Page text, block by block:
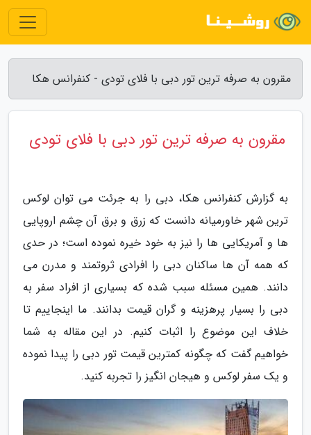
مقرون به صرفه ترین تور دبی با فلای تودی - کنفرانس هکا
مقرون به صرفه ترین تور دبی با فلای تودی
به گزارش کنفرانس هکا، دبی را به جرئت می توان لوکس
ترین شهر خاورمیانه دانست که زرق و برق آن چشم اروپایی
ها و آمریکایی ها را نیز به خود خیره نموده است؛ در حدی
که همه آن ها ساکنان دبی را افرادی ثروتمند و مدرن می
دانند. همین مسئله سبب شده که بسیاری از افراد سفر به
دبی را بسیار پرهزینه و گران قیمت بدانند. ما اینجاییم تا
خلاف این موضوع را اثبات کنیم. در این مقاله به شما
خواهیم گفت که چگونه کمترین قیمت تور دبی را پیدا نموده
و یک سفر لوکس و هیجان انگیز را تجربه کنید.